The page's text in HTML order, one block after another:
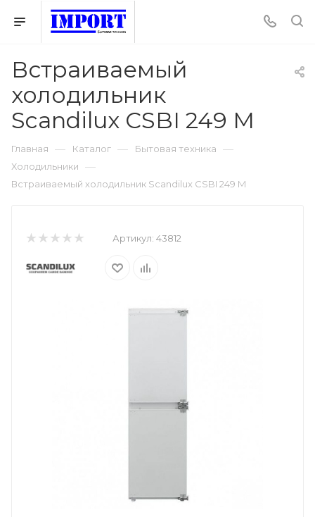
Встраиваемый
холодильник
Scandilux CSBI 249 M
Главная — Каталог — Бытовая техника —
Холодильники —
Встраиваемый холодильник Scandilux CSBI 249 M
Артикул: 43812